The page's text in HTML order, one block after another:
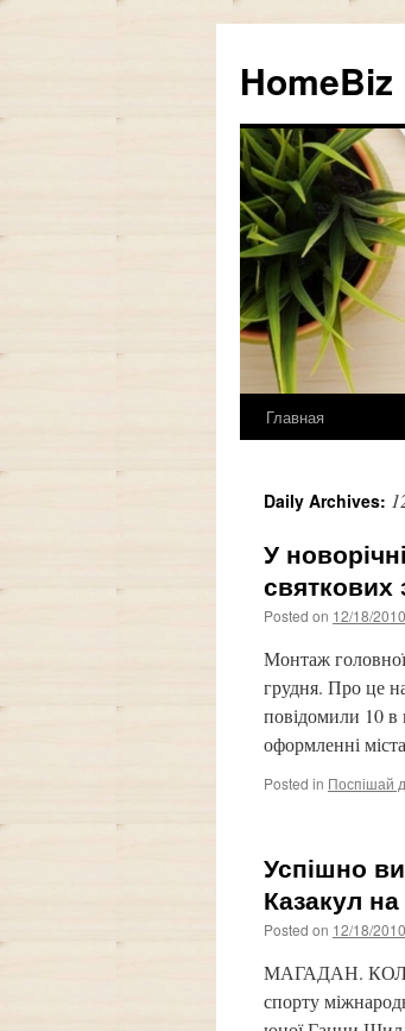
Skip
content
Главная
Daily Archives:
У
святкових
Posted on 12/18/2010
Монтаж
грудня. Про це
повідомили 10 в
оформленні
Posted in Поспішай
Успішно
Казакул
Posted on 12/18/2010
МАГАДАН.
спорту